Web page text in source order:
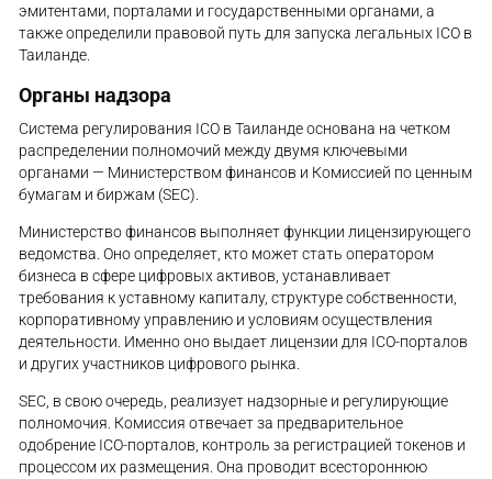
эмитентами, порталами и государственными органами, а
также определили правовой путь для запуска легальных ICO в
Таиланде.
Органы надзора
Система регулирования ICO в Таиланде основана на четком
распределении полномочий между двумя ключевыми
органами — Министерством финансов и Комиссией по ценным
бумагам и биржам (SEC).
Министерство финансов выполняет функции лицензирующего
ведомства. Оно определяет, кто может стать оператором
бизнеса в сфере цифровых активов, устанавливает
требования к уставному капиталу, структуре собственности,
корпоративному управлению и условиям осуществления
деятельности. Именно оно выдает лицензии для ICO-порталов
и других участников цифрового рынка.
SEC, в свою очередь, реализует надзорные и регулирующие
полномочия. Комиссия отвечает за предварительное
одобрение ICO-порталов, контроль за регистрацией токенов и
процессом их размещения. Она проводит всестороннюю